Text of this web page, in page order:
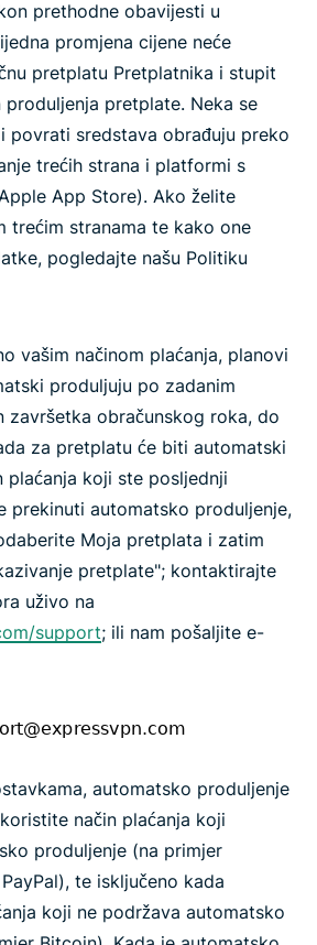
prethodne obavijesti u
promjena cijene neće
pretplatu Pretplatnika i stupit
produljenja pretplate. Neka se
povrati sredstava obrađuju preko
trećih strana i platformi s
App Store). Ako želite
trećim stranama te kako one
pogledajte našu Politiku
vašim načinom plaćanja, planovi
produljuju po zadanim
završetka obračunskog roka, do
za pretplatu će biti automatski
plaćanja koji ste posljednji
prekinuti automatsko produljenje,
Moja pretplata i zatim
pretplate"; kontaktirajte
uživo na
support; ili nam pošaljite e-
automatsko produljenje
način plaćanja koji
produljenje (na primjer
te isključeno kada
koji ne podržava automatsko